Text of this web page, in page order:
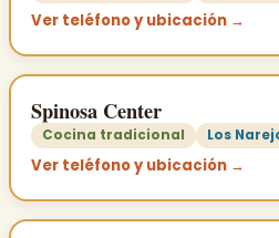
Ver teléfono y ubicación →
Spinosa Center
Cocina tradicional Los
Ver teléfono y ubicación →